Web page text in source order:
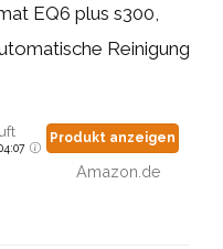
EQ6 plus s300,
Reinigung
Produkt anzeigen
Amazon.de